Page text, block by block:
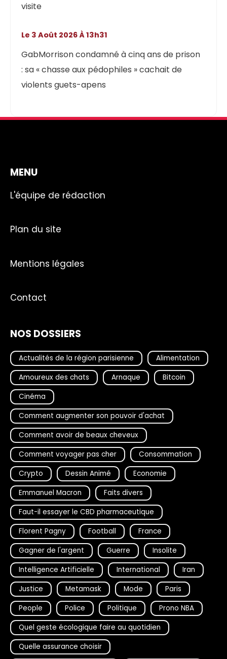
visite
GabMorrison condamné à cinq ans de prison
: sa « chasse aux pédophiles » cachait de
violents guets-apens
Le 3 Août 2026 À 13h31
MENU
L'équipe de rédaction
Plan du site
Mentions légales
Contact
NOS DOSSIERS
Actualités de la région parisienne
Alimentation
Amoureux des chats
Arnaque
Bitcoin
Cinéma
Comment augmenter son pouvoir d'achat
Comment avoir de beaux cheveux
Comment voyager pas cher
Consommation
Crypto
Dessin Animé
Economie
Emmanuel Macron
Faits divers
Faut-il essayer le CBD pharmaceutique
Florent Pagny
Football
France
Gagner de l'argent
Guerre
Insolite
Intelligence Artificielle
International
Iran
Justice
Metamask Mode
Paris
People
Police Politique
Prono NBA
Quel geste écologique faire au quotidien
Quelle assurance choisir